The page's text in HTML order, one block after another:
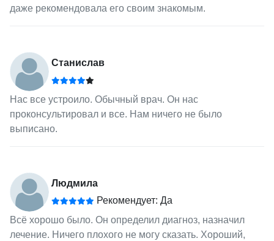
даже рекомендовала его своим знакомым.
Станислав
Нас все устроило. Обычный врач. Он нас
проконсультировал и все. Нам ничего не было
выписано.
Людмила
Рекомендует: Да
Всё хорошо было. Он определил диагноз, назначил
лечение. Ничего плохого не могу сказать. Хороший,